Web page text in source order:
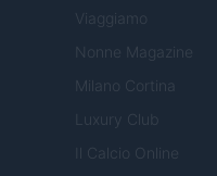
Viaggiamo
Nonne Magazine
Milano Cortina
Luxury Club
Il Calcio Online